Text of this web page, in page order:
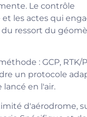
Le contrôle
les actes qui
ressort du
: GCP, RTK/
un protocole
lancé en l'air.
d'aérodrome,